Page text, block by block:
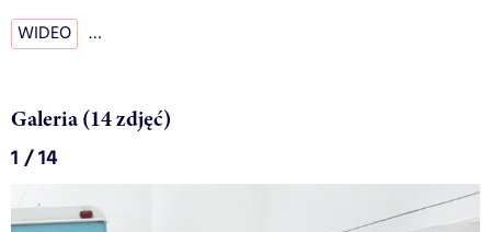
WIDEO …
Galeria (14 zdjęć)
1 / 14